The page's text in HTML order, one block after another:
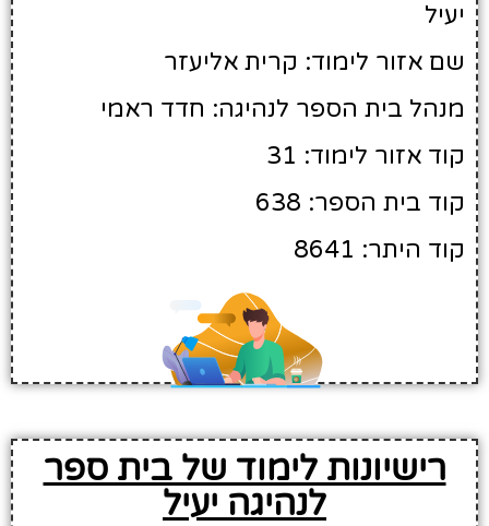
יעיל
שם אזור לימוד: קרית אליעזר
מנהל בית הספר לנהיגה: חדד ראמי
קוד אזור לימוד: 31
קוד בית הספר: 638
קוד היתר: 8641
רישיונות לימוד של בית ספר
לנהיגה יעיל